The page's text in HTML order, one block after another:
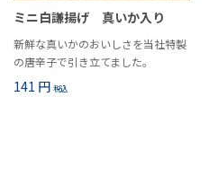
ミニ白謙揚げ 真いか入り
新鮮な真いかのおいしさを当社特製
の唐辛子で引き立てました。
141 円 税込